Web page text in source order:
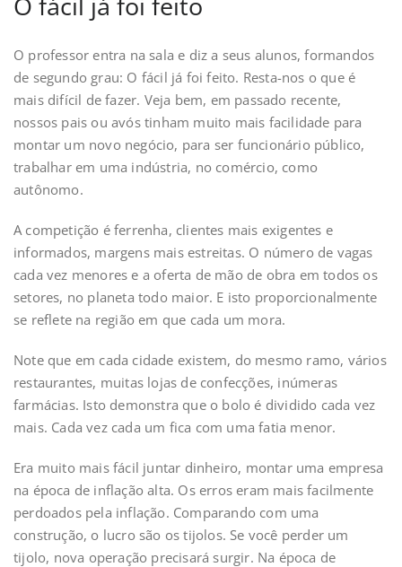
O professor entra na sala e diz a seus alunos, formandos
de segundo grau: O fácil já foi feito. Resta-nos o que é
mais difícil de fazer. Veja bem, em passado recente,
nossos pais ou avós tinham muito mais facilidade para
montar um novo negócio, para ser funcionário público,
trabalhar em uma indústria, no comércio, como
autônomo.
A competição é ferrenha, clientes mais exigentes e
informados, margens mais estreitas. O número de vagas
cada vez menores e a oferta de mão de obra em todos os
setores, no planeta todo maior. E isto proporcionalmente
se reflete na região em que cada um mora.
Note que em cada cidade existem, do mesmo ramo, vários
restaurantes, muitas lojas de confecções, inúmeras
farmácias. Isto demonstra que o bolo é dividido cada vez
mais. Cada vez cada um fica com uma fatia menor.
Era muito mais fácil juntar dinheiro, montar uma empresa
na época de inflação alta. Os erros eram mais facilmente
perdoados pela inflação. Comparando com uma
construção, o lucro são os tijolos. Se você perder um
tijolo, nova operação precisará surgir. Na época de